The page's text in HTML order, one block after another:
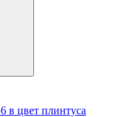
в цвет плинтуса